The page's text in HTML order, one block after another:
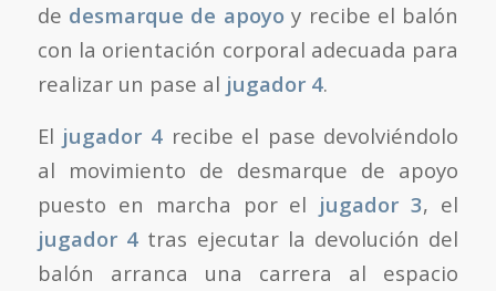
de desmarque de apoyoy recibe el balón
con la orientación corporal adecuada para
realizar un pase al jugador 4.
El jugador 4recibe el pase devolviéndolo
al movimiento de desmarque de apoyo
puesto en marcha por el jugador 3, el
jugador 4tras ejecutar la devolución del
balón arranca una carrera al espacio